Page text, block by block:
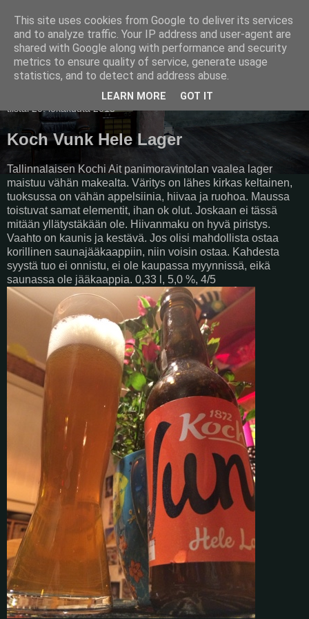
Pullollinen
tiistai 20. lokakuuta 2015
Koch Vunk Hele Lager
Tallinnalaisen Kochi Ait panimoravintolan vaalea lager
maistuu vähän makealta. Väritys on lähes kirkas keltainen,
tuoksussa on vähän appelsiinia, hiivaa ja ruohoa. Maussa
toistuvat samat elementit, ihan ok olut. Joskaan ei tässä
mitään yllätystäkään ole. Hiivanmaku on hyvä piristys.
Vaahto on kaunis ja kestävä. Jos olisi mahdollista ostaa
korillinen saunajääkaappiin, niin voisin ostaa. Kahdesta
syystä tuo ei onnistu, ei ole kaupassa myynnissä, eikä
saunassa ole jääkaappia. 0,33 l, 5,0 %, 4/5
This site uses cookies from Google to deliver its services
and to analyze traffic. Your IP address and user-agent are
shared with Google along with performance and security
metrics to ensure quality of service, generate usage
statistics, and to detect and address abuse.
LEARN MORE GOT IT